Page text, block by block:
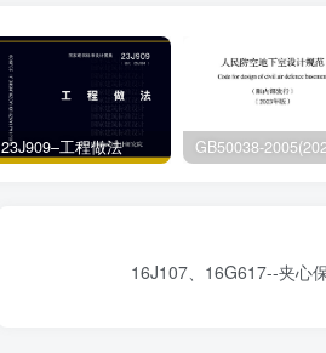
23J909–工程做法
16J107、16G617--夹心